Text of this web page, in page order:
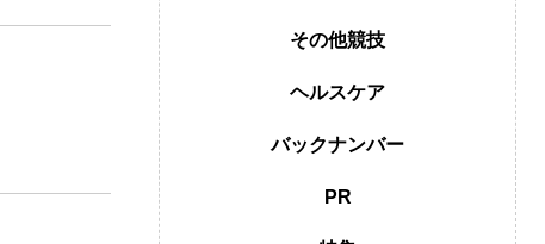
その他競技
ヘルスケア
バックナンバー
PR